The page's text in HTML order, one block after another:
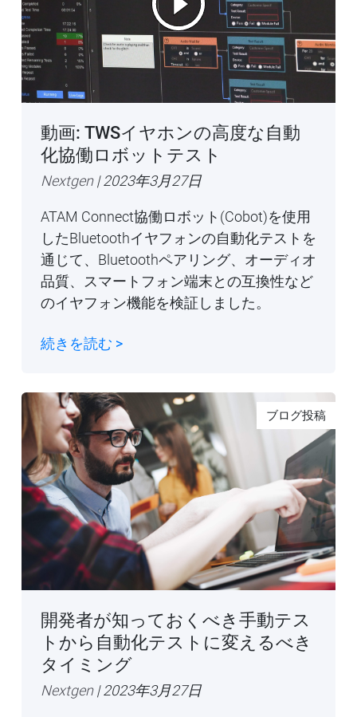
動画: TWSイヤホンの高度な自動
化協働ロボットテスト
Nextgen| 2023年3月27日
ATAM Connect協働ロボット(Cobot)を使用
したBluetoothイヤフォンの自動化テストを
通じて、Bluetoothペアリング、オーディオ
品質、スマートフォン端末との互換性など
のイヤフォン機能を検証しました。
続きを読む >
ブログ投稿
開発者が知っておくべき手動テス
トから自動化テストに変えるべき
タイミング
Nextgen| 2023年3月27日